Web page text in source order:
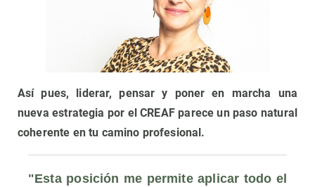
Así pues, liderar, pensar y poner en marcha una
nueva estrategia por el CREAF parece un paso natural
coherente en tu camino profesional.
"Esta posición me permite aplicar todo el